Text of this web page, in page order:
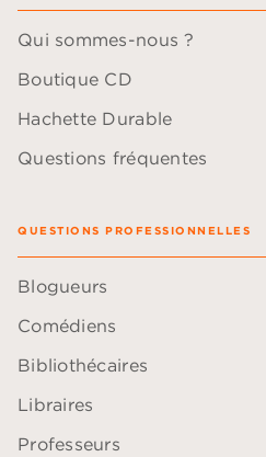
Qui sommes-nous ?
Boutique CD
Hachette Durable
Questions fréquentes
QUESTIONS PROFESSIONNELLES
Blogueurs
Comédiens
Bibliothécaires
Libraires
Professeurs